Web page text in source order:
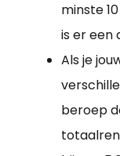
minste
is er een
Als je
beroep